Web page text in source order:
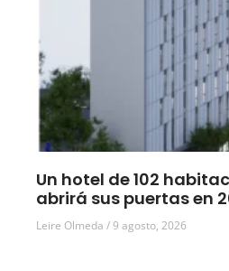
Un hotel de 102
abrirá sus puertas en
Leire Olmeda 9 agosto, 2026